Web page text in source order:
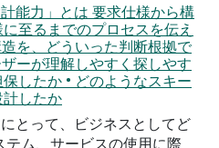
能力」とは 要求仕様から構
至るまでのプロセスを伝え
を、どういった判断根拠で
ーが理解しやすく探しやす
したか • どのようなスキー
計したか
とって、ビジネスとしてど
テム、サービスの使用に際